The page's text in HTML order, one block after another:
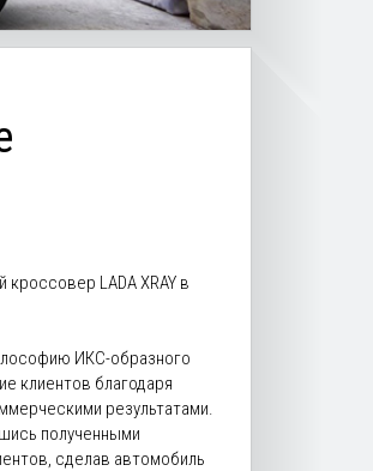
LADA XRAY в
ИКС-образного
клиентов благодаря
результатами.
полученными
сделав автомобиль